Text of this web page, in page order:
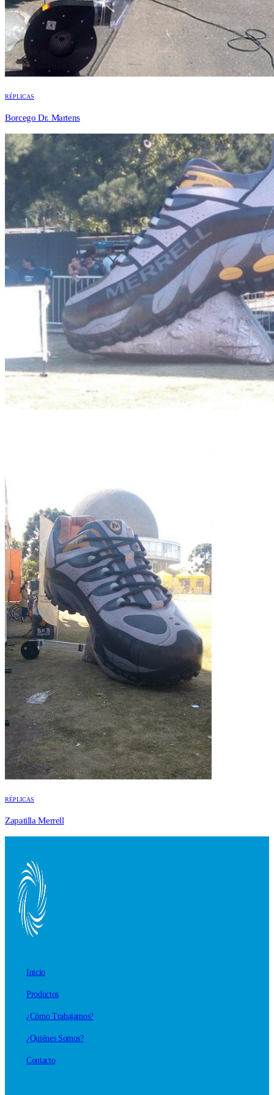
RÉPLICAS
Borcego Dr. Martens
RÉPLICAS
Zapatilla Merrell
Inicio
Productos
¿Cómo Trabajamos?
¿Quiénes Somos?
Contacto